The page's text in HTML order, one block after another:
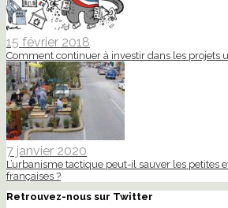
15 février 2018
Comment continuer à investir dans les projets
7 janvier 2020
L’urbanisme tactique peut-il sauver les petites
françaises ?
Retrouvez-nous sur Twitter